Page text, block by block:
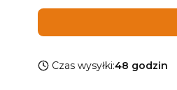
Czas wysyłki:48 godzin